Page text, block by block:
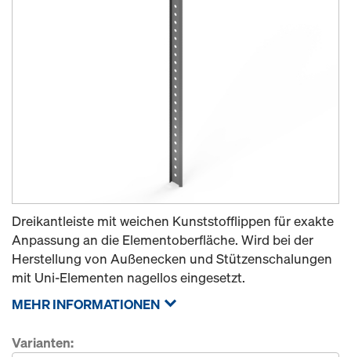
Dreikantleiste mit weichen Kunststofflippen für exakte
Anpassung an die Elementoberfläche. Wird bei der
Herstellung von Außenecken und Stützenschalungen
mit Uni-Elementen nagellos eingesetzt.
MEHR INFORMATIONEN
Varianten: